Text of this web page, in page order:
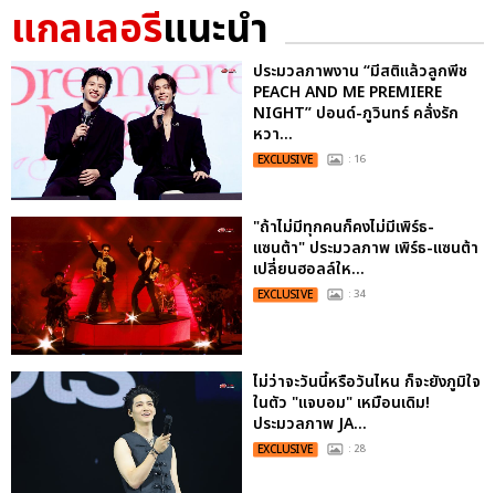
แกลเลอรีแนะนำ
ประมวลภาพงาน “มีสติแล้วลูกพีช
PEACH AND ME PREMIERE
NIGHT” ปอนด์-ภูวินทร์ คลั่งรัก
หวา...
EXCLUSIVE : 16
"ถ้าไม่มีทุกคนก็คงไม่มีเพิร์ธ-
แซนต้า" ประมวลภาพ เพิร์ธ-แซนต้า
เปลี่ยนฮอลล์ให...
EXCLUSIVE : 34
ไม่ว่าจะวันนี้หรือวันไหน ก็จะยังภูมิใจ
ในตัว "แจบอม" เหมือนเดิม!
ประมวลภาพ JA...
EXCLUSIVE : 28